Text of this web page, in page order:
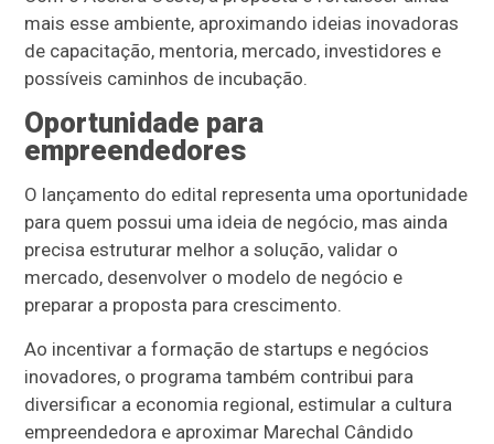
mais esse ambiente, aproximando ideias inovadoras
de capacitação, mentoria, mercado, investidores e
possíveis caminhos de incubação.
Oportunidade para
empreendedores
O lançamento do edital representa uma oportunidade
para quem possui uma ideia de negócio, mas ainda
precisa estruturar melhor a solução, validar o
mercado, desenvolver o modelo de negócio e
preparar a proposta para crescimento.
Ao incentivar a formação de startups e negócios
inovadores, o programa também contribui para
diversificar a economia regional, estimular a cultura
empreendedora e aproximar Marechal Cândido